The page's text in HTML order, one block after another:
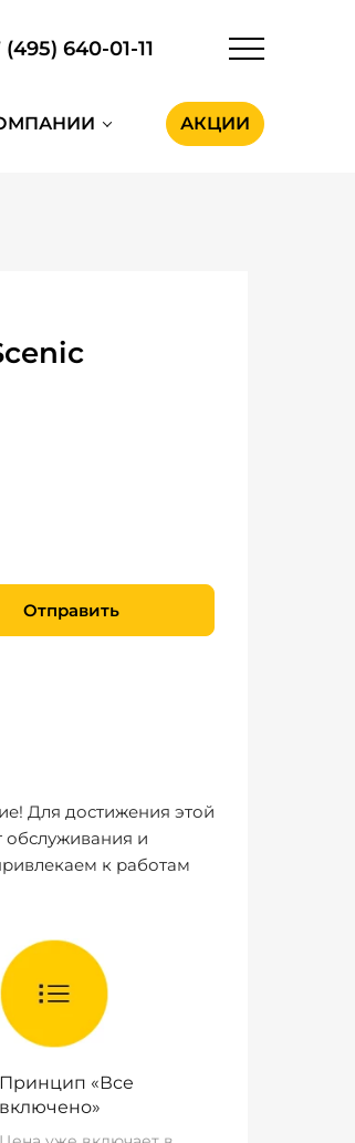
(495) 640-01-11
АКЦИИ
Отправить
Для достижения этой
обслуживания и
к работам
Принцип «Все
включено»